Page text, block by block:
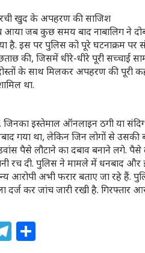
रची खुद के अपहरण की साजिश
जब कुछ समय बाद नाबालिग ने
है. इस पर पुलिस को पूरे घटनाक्रम
की, जिसमें धीरे-धीरे पूरी सच्चाई
के साथ मिलकर अपहरण की पूरी
था.
इस्तेमाल ऑनलाइन ठगी या
गया था, लेकिन जिन लोगों से उसकी
पैसे लौटाने का दबाव बनाने लगे. पैसे
रच दी. पुलिस ने मामले में धनबाद और
आरोपी अभी फरार बताए जा रहे हैं.
कर जांच जारी रखी है. गिरफ्तार
T